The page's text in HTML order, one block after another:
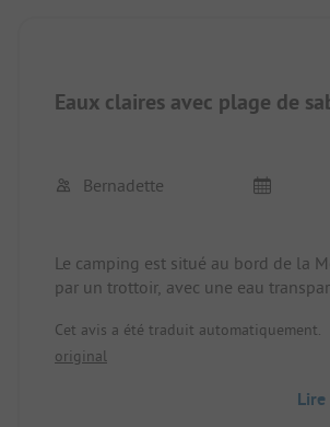
Eaux claires avec plage de
Bernadette
Le camping est situé au bord de la
par un trottoir, avec une eau
froide, on peut utiliser la piscine et
camping.
Cet avis a été traduit automatiquement.
original